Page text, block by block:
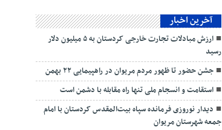
آخرین اخبار
ارزش مبادلات تجارت خارجی کردستان به ۵ میلیون دلار
رسید
جشن حضور تا ظهور مردم مریوان در راهپیمایی ۲۲ بهمن
استقامت و انسجام ملی تنها راه مقابله با دشمن است
دیدار نوروزی فرمانده سپاه بیت‌المقدس کردستان با امام
جمعه شهرستان مریوان